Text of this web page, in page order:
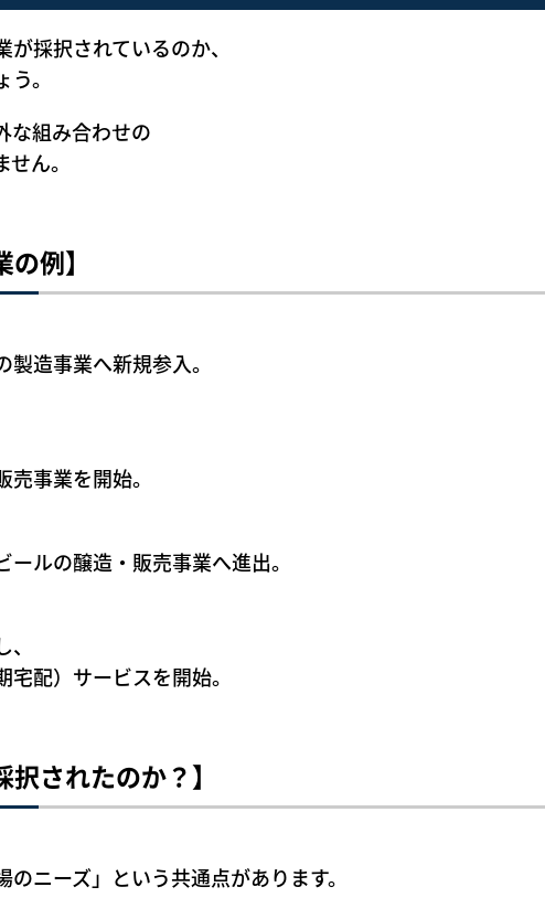
採択されているのか、
。
な組み合わせの
ん。
例】
造事業へ新規参入。
事業を開始。
ールの醸造・販売事業へ進出。
配）サービスを開始。
択されたのか？】
ニーズ」という共通点があります。